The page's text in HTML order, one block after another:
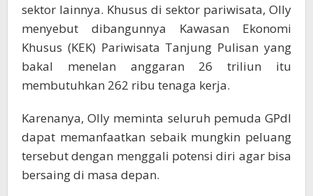
sektor lainnya. Khusus di sektor pariwisata, Olly
menyebut dibangunnya Kawasan Ekonomi
Khusus (KEK) Pariwisata Tanjung Pulisan yang
bakal menelan anggaran 26 triliun itu
membutuhkan 262 ribu tenaga kerja.
Karenanya, Olly meminta seluruh pemuda GPdI
dapat memanfaatkan sebaik mungkin peluang
tersebut dengan menggali potensi diri agar bisa
bersaing di masa depan.